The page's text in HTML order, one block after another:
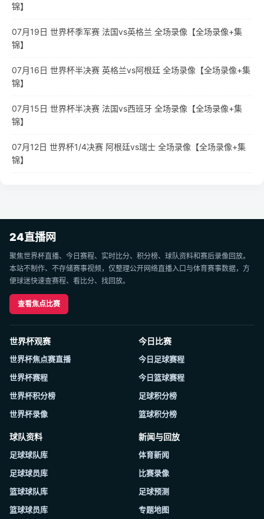
锦】
07月19日 世界杯季军赛 法国vs英格兰 全场录像【全场录像+集
锦】
07月16日 世界杯半决赛 英格兰vs阿根廷 全场录像【全场录像+集
锦】
07月15日 世界杯半决赛 法国vs西班牙 全场录像【全场录像+集
锦】
07月12日 世界杯1/4决赛 阿根廷vs瑞士 全场录像【全场录像+集
锦】
24直播网
聚焦世界杯直播、今日赛程、实时比分、积分榜、球队资料和赛后录像回放。
本站不制作、不存储赛事视频，仅整理公开网络直播入口与体育赛事数据，方
便球迷快速查赛程、看比分、找回放。
查看焦点比赛
世界杯观赛
世界杯焦点赛直播
世界杯赛程
世界杯积分榜
世界杯录像
今日比赛
今日足球赛程
今日篮球赛程
足球积分榜
篮球积分榜
球队资料
足球球队库
足球球员库
篮球球队库
篮球球员库
新闻与回放
体育新闻
比赛录像
足球预测
专题地图